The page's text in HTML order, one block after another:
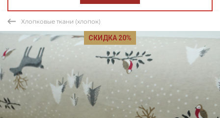
Хлопковые ткани (хлопок)
СКИДКА 20%